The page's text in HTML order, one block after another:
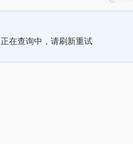
正在查询中，请刷新重试